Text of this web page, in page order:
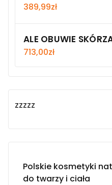
389,99zł
ALE OBUWIE
713,00zł
zzzzz
Polskie kosmetyki
do twarzy i ciała